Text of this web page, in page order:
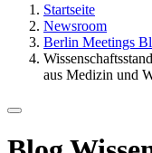
Favoriten
Startseite
Newsroom
Berlin Meetings
aus Medizin und